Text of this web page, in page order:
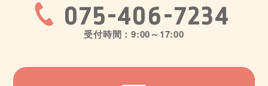
075-406-7234
受付時間：9:00～17:00